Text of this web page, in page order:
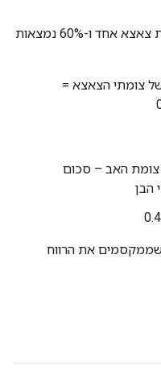
לכן, 40% מהדוגמאות נמצאות בצומת צאצא אחד ו-60% נמצאות
צומתי הצאצא =
צומת האב – סכום
הבן
את הרווח